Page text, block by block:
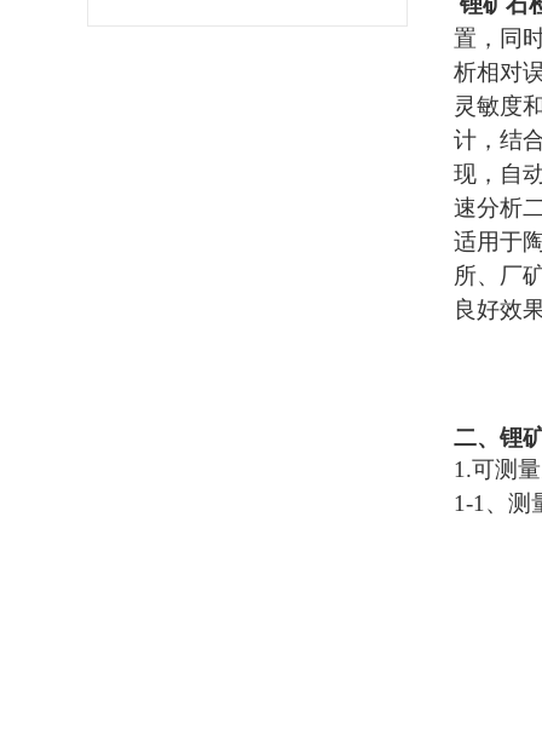
置，同
析相对
灵敏度
计，结
现，自
速分析
适用于
所、厂
良好效
二、 锂
1.可测
1-1 、测